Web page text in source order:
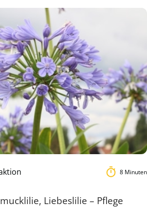
8 Minuten
Liebeslilie – Pflege